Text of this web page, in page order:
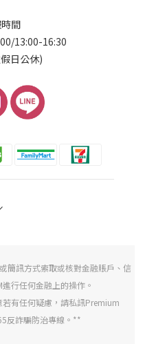
間
13:00-16:30
日公休)
簡訊方式索取或核對金融賬戶、信
行任何金融上的操作。
有任何疑慮，請私訊Premium
反詐騙防治專線。**